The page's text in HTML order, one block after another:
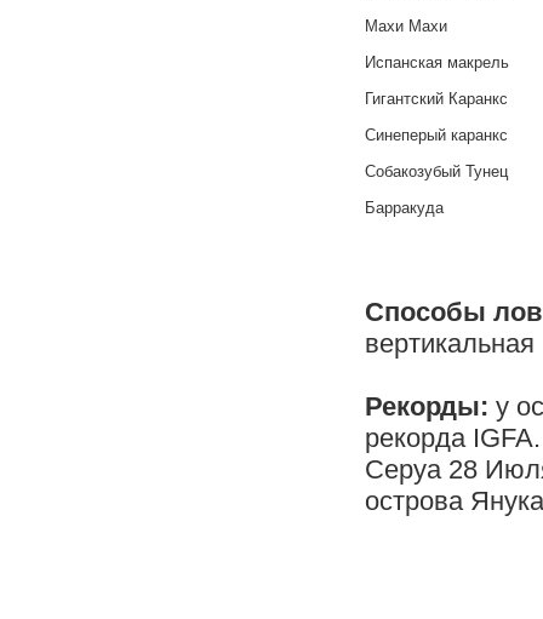
Махи Махи
Испанская макрель
Гигантский Каранкс
Синеперый каранкс
Собакозубый Тунец
Барракуда
Способы
Рекорды: у
рекорда
Серуа 28
острова